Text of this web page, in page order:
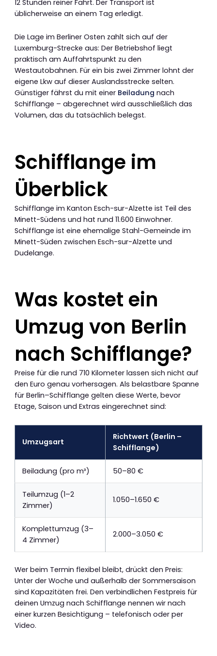
12 Stunden reiner Fahrt. Der Transport ist
üblicherweise an einem Tag erledigt.
Die Lage im Berliner Osten zahlt sich auf der
Luxemburg-Strecke aus: Der Betriebshof liegt
praktisch am Auffahrtspunkt zu den
Westautobahnen. Für ein bis zwei Zimmer lohnt der
eigene Lkw auf dieser Auslandsstrecke selten.
Günstiger fährst du mit einer Beiladung nach
Schifflange – abgerechnet wird ausschließlich das
Volumen, das du tatsächlich belegst.
Schifflange im
Überblick
Schifflange im Kanton Esch-sur-Alzette ist Teil des
Minett-Südens und hat rund 11.600 Einwohner.
Schifflange ist eine ehemalige Stahl-Gemeinde im
Minett-Süden zwischen Esch-sur-Alzette und
Dudelange.
Was kostet ein
Umzug von Berlin
nach Schifflange?
Preise für die rund 710 Kilometer lassen sich nicht auf
den Euro genau vorhersagen. Als belastbare Spanne
für Berlin–Schifflange gelten diese Werte, bevor
Etage, Saison und Extras eingerechnet sind:
Umzugsart
Richtwert (Berlin –
Schifflange)
Beiladung (pro m³) 50–80 €
Teilumzug (1–2
Zimmer)
1.050–1.650 €
Komplettumzug (3–
4 Zimmer)
2.000–3.050 €
Wer beim Termin flexibel bleibt, drückt den Preis:
Unter der Woche und außerhalb der Sommersaison
sind Kapazitäten frei. Den verbindlichen Festpreis für
deinen Umzug nach Schifflange nennen wir nach
einer kurzen Besichtigung – telefonisch oder per
Video.